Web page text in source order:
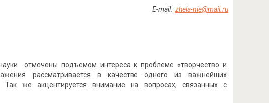
E-mail: zhela-nie@mail.ru
отмечены подъемом интереса к проблеме «творчество и
рассматривается в качестве одного из важнейших
же акцентируется внимание на вопросах, связанных с